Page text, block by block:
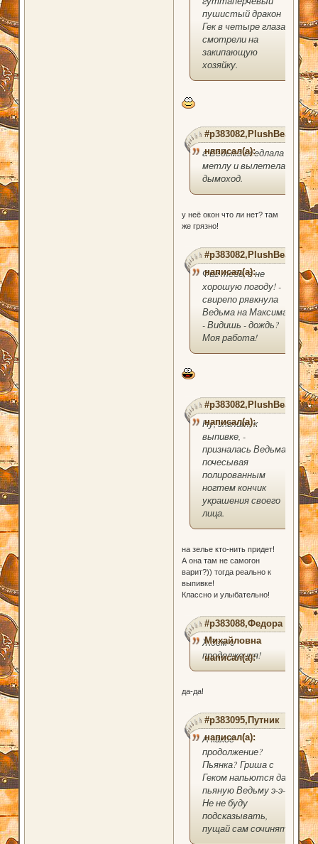
пушистый дракон
Гек в четыре глаза
смотрели на
закипающую
хозяйку.
#p383082,PlushBear
написал(а):
а Ведьма оседлала
метлу и вылетела в
дымоход.
у неё окон что ли нет? там
же грязно!
#p383082,PlushBear
написал(а):
Фиг тебе, а не
хорошую погоду! -
свирепо рявкнула
Ведьма на Максима.
- Видишь - дождь?
Моя работа!
#p383082,PlushBear
написал(а):
Ну, значит, к
выпивке, -
призналась Ведьма,
почесывая
полированным
ногтем кончик
украшения своего
лица.
на зелье кто-нить придет!
А она там не самогон
варит?)) тогда реально к
выпивке!
Классно и улыбательно!
#p383088,Федора
Михайловна
написал(а):
Ждем-с
продолжения!
да-да!
#p383095,Путник
написал(а):
А какое
продолжение?
Пьянка? Гриша с
Геком напьются да
пьяную Ведьму э-э-э.
Не не буду
подсказывать,
пущай сам сочинят))